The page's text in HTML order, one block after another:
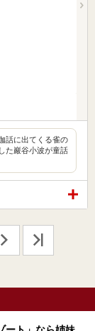
話に出てくる雀の
た巖谷小波が童話